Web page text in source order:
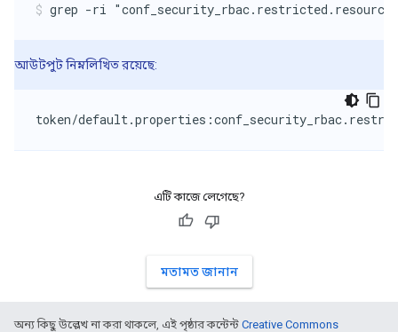
grep -ri
আউটপুট নিম্নলিখিত রয়েছে:
token/
এটি কাজে লেগেছে?
মতামত জানান
অন্য কিছু উল্লেখ না করা থাকলে, এই পৃষ্ঠার কন্টেন্ট Creative Commons